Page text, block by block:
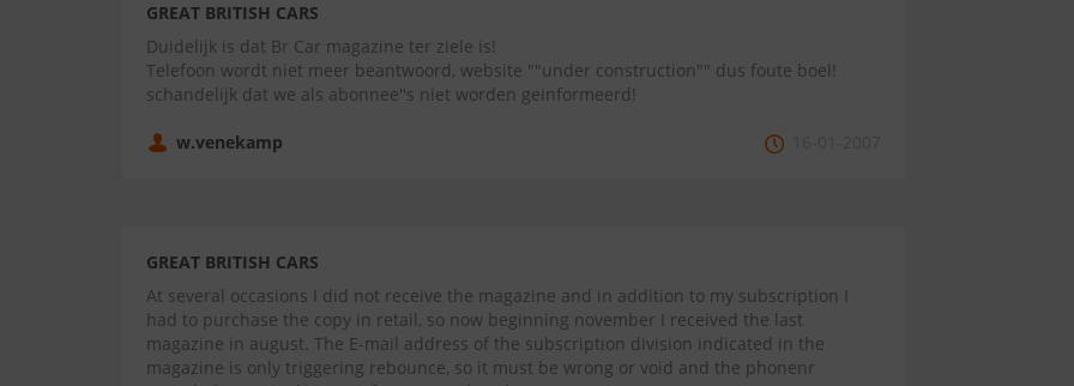
GREAT BRITISH CARS
Duidelijk is dat Br Car magazine ter ziele is!
Telefoon wordt niet meer beantwoord, website ""under construction"" dus foute boel!
schandelijk dat we als abonnee''s niet worden geinformeerd!
w.venekamp
GREAT BRITISH CARS
At several occasions I did not receive the magazine and in addition to my subscription I
had to purchase the copy in retail, so now beginning november I received the last
magazine in august. The E-mail address of the subscription division indicated in the
magazine is only triggering rebounce, so it must be wrong or void and the phonenr